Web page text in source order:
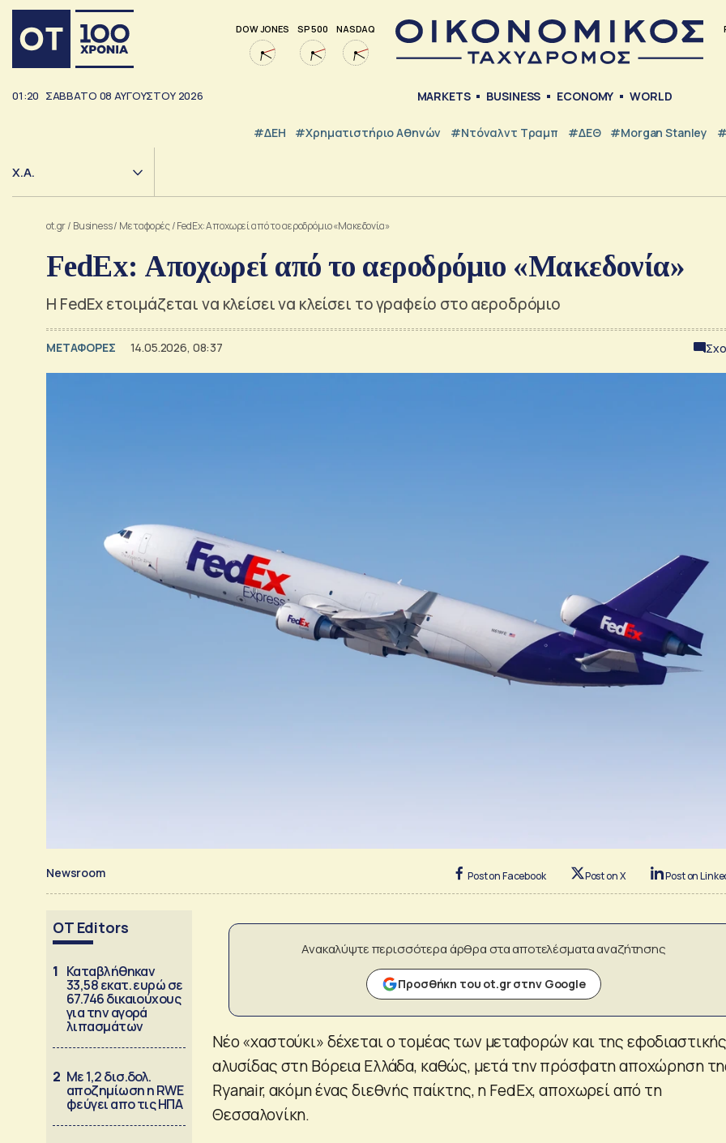
DOW JONES SP 500 NASDAQ
01:20 ΣΑΒΒΑΤΟ 08 ΑΥΓΟΥΣΤΟΥ 2026 MARKETS BUSINESS ECONOMY WORLD
#ΔΕΗ #Χρηματιστήριο Αθηνών #Ντόναλντ Τραμπ #ΔΕΘ #Morgan Stanley
Χ.Α.
ot.gr/ Business/ Μεταφορές/FedEx: Αποχωρεί από το αεροδρόμιο «Μακεδονία»
FedEx: Αποχωρεί από το αεροδρόμιο «Μακεδονία»
Η FedEx ετοιμάζεται να κλείσει να κλείσει το γραφείο στο αεροδρόμιο
ΜΕΤΑΦΟΡΕΣ 14.05.2026, 08:37
Newsroom Post on Facebook Post on X Post on
OT Editors
1 Καταβλήθηκαν
33,58 εκατ. ευρώ σε
67.746 δικαιούχους
για την αγορά
λιπασμάτων
2 Με 1,2 δισ.δολ.
αποζημίωση η RWE
φεύγει απο τις ΗΠΑ
Ανακαλύψτε περισσότερα άρθρα στα αποτελέσματα αναζήτησης
Προσθήκη του ot.gr στην Google
Νέο «χαστούκι» δέχεται ο τομέας των μεταφορών και της εφοδιαστικής
αλυσίδας στη Βόρεια Ελλάδα, καθώς, μετά την πρόσφατη αποχώρηση
Ryanair, ακόμη ένας διεθνής παίκτης, η FedEx, αποχωρεί από τη
Θεσσαλονίκη.